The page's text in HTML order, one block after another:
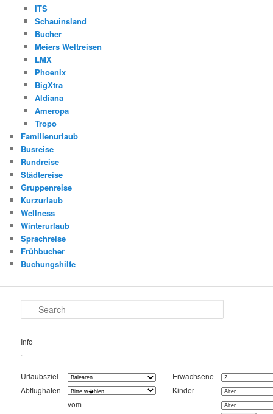
ITS
Schauinsland
Bucher
Meiers Weltreisen
LMX
Phoenix
BigXtra
Aldiana
Ameropa
Tropo
Familienurlaub
Busreise
Rundreise
Städtereise
Gruppenreise
Kurzurlaub
Wellness
Winterurlaub
Sprachreise
Frühbucher
Buchungshilfe
Search
Info
.
Urlaubsziel
Erwachsene
Abflughafen
Kinder
vom